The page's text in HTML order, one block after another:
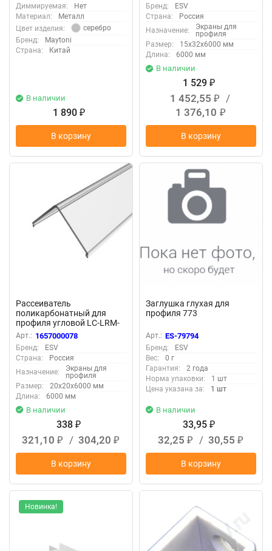
Диммируемая:
Нет
Материал:
Металл
Цвет изделия:
серебро
Бренд:
Maytoni
Страна:
Китай
В наличии
1 890 ₽
В корзину
Бренд:
ESV
Страна:
Россия
Назначение:
Экраны для
профиля
Размер:
15x32x6000 мм
Длина:
6000 мм
В наличии
1 529 ₽
1 452,55 ₽
/
1 376,10 ₽
В корзину
Рассеиватель
поликарбонатный для
профиля угловой LC-LRM-
P20L-6 прозрачный
Арт.: 1657000078
Бренд:
ESV
Страна:
Россия
Назначение:
Экраны для
профиля
Размер:
20x20x6000 мм
Длина:
6000 мм
В наличии
338 ₽
321,10 ₽ / 304,20 ₽
В корзину
Заглушка глухая для
профиля 773
Арт.: ES-79794
Бренд:
ESV
Вес:
0 г
Гарантия:
2 года
Норма упаковки:
1 шт
Цена указана за:
1 шт
В наличии
33,95 ₽
32,25 ₽ / 30,55 ₽
В корзину
Новинка!